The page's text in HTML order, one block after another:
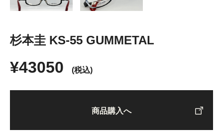
杉本圭 KS-55 GUMMETAL
¥43050 (税込)
商品購入へ